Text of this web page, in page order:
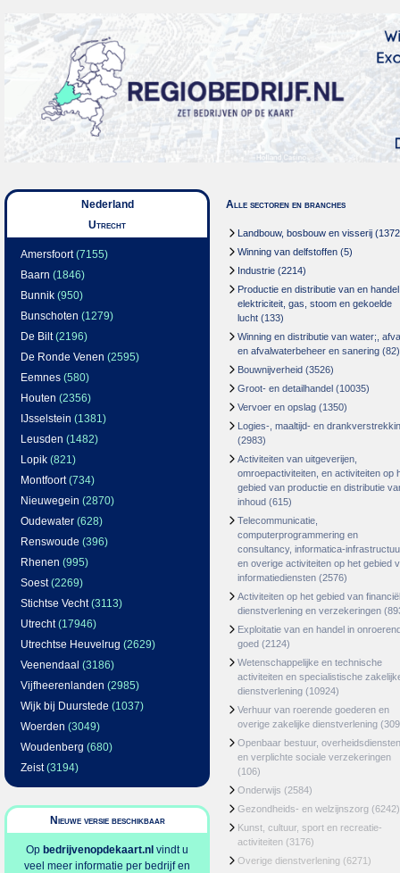
Nederland
Utrecht
Amersfoort(7155)
Baarn (1846)
Bunnik (950)
Bunschoten (1279)
De Bilt(2196)
De Ronde Venen (2595)
Eemnes (580)
Houten (2356)
IJsselstein (1381)
Leusden (1482)
Lopik (821)
Montfoort(734)
Nieuwegein (2870)
Oudewater (628)
Renswoude (396)
Rhenen (995)
Soest(2269)
Stichtse Vecht(3113)
Utrecht(17946)
Utrechtse Heuvelrug (2629)
Veenendaal (3186)
Vijfheerenlanden (2985)
Wijk bij Duurstede (1037)
Woerden (3049)
Woudenberg (680)
Zeist(3194)
Nieuwe versie beschikbaar
Op bedrijvenopdekaart.nl vindt u
veel meer informatie per bedrijf en
Alle sectoren en branches
Landbouw, bosbouw en visserij
Winning van delfstoffen (5)
Industrie (2214)
Productie en distributie van en
elektriciteit, gas, stoom en gekoelde
lucht (133)
Winning en distributie van water;,
en afvalwaterbeheer en sanering (82)
Bouwnijverheid (3526)
Groot- en detailhandel (10035)
Vervoer en opslag (1350)
Logies-, maaltijd- en
(2983)
Activiteiten van uitgeverijen,
omroepactiviteiten, en activiteiten op
gebied van productie en distributie
inhoud (615)
Telecommunicatie,
computerprogrammering en
consultancy, informatica-
en overige activiteiten op het gebied
informatiediensten (2576)
Activiteiten op het gebied van
dienstverlening en verzekeringen
Exploitatie van en handel in
goed (2124)
Wetenschappelijke en technische
activiteiten en specialistische
dienstverlening (10924)
Verhuur van roerende goederen en
overige zakelijke dienstverlening
Openbaar bestuur, overheidsdiensten
en verplichte sociale verzekeringen
(106)
Onderwijs (2584)
Gezondheids- en welzijnszorg (6242)
Kunst, cultuur, sport en recreatie-
activiteiten (3176)
Overige dienstverlening (6271)